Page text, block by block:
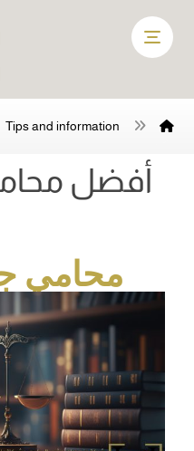
Tips and information
أفضل
محامي